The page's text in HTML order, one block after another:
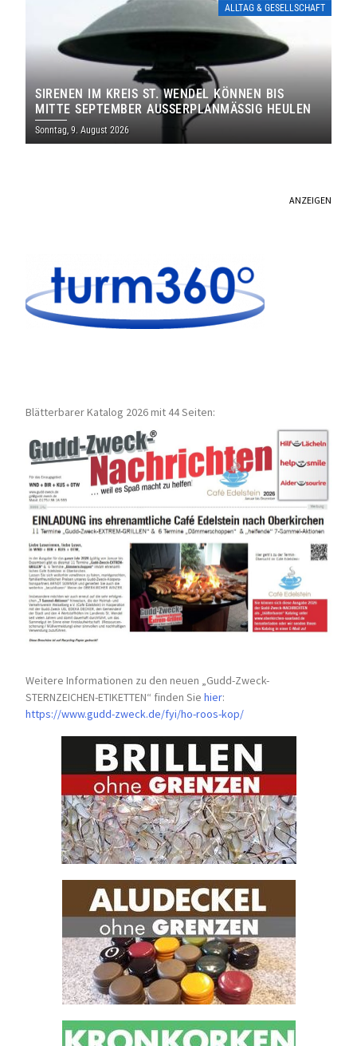
ALLTAG & GESELLSCHAFT
SIRENEN IM KREIS ST. WENDEL KÖNNEN BIS
MITTE SEPTEMBER AUSSERPLANMÄSSIG HEULEN
Sonntag, 9. August 2026
ANZEIGEN
Blätterbarer Katalog 2026 mit 44 Seiten:
Weitere Informationen zu den neuen „Gudd-Zweck-
STERNZEICHEN-ETIKETTEN“ finden Siehier:
https://www.gudd-zweck.de/fyi/ho-roos-kop/